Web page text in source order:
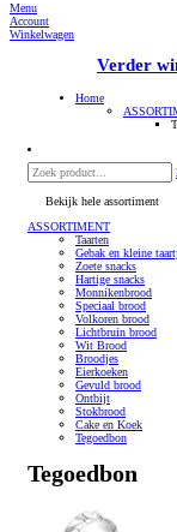
Menu
Account
Winkelwagen
Verder
Home
Bekijk hele assortiment
ASSORTIMENT
Taarten
Gebak en kleine
Zoete snacks
Hartige snacks
Monnikenbrood
Speciaal brood
Volkoren brood
Lichtbruin brood
Wit Brood
Broodjes
Eierkoeken
Gevuld brood
Ontbijt
Stokbrood
Cake en Koek
Tegoedbon
Tegoedbon